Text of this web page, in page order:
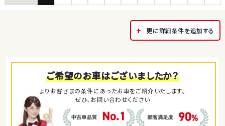
更に詳細条件を追加する
ご希望のお車はございましたか？
よりお客さまの条件にあったお車をご紹介いたします。
ぜひ、お問い合わせください